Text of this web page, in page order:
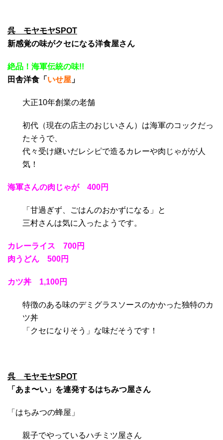
呉 モヤモヤSPOT
新感覚の味がクセになる洋食屋さん
絶品！海軍伝統の味!!
田舎洋食「 いせ屋 」
大正10年創業の老舗
初代（現在の店主のおじいさん）は海軍のコックだっ
たそうで、
代々受け継いだレシピで造るカレーや肉じゃがが人
気！
海軍さんの肉じゃが 400円
「甘過ぎず、ごはんのおかずになる」と
三村さんは気に入ったようです。
カレーライス 700円
肉うどん 500円
カツ丼 1,100円
特徴のある味のデミグラスソースのかかった独特のカ
ツ丼
「クセになりそう」な味だそうです！
呉 モヤモヤSPOT
「あま〜い」を連発するはちみつ屋さん
「はちみつの蜂屋」
親子でやっているハチミツ屋さん